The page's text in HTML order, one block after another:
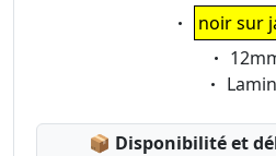
Eigenschaft:
noir sur
📦 Lagerstatus:
Disponibilité et